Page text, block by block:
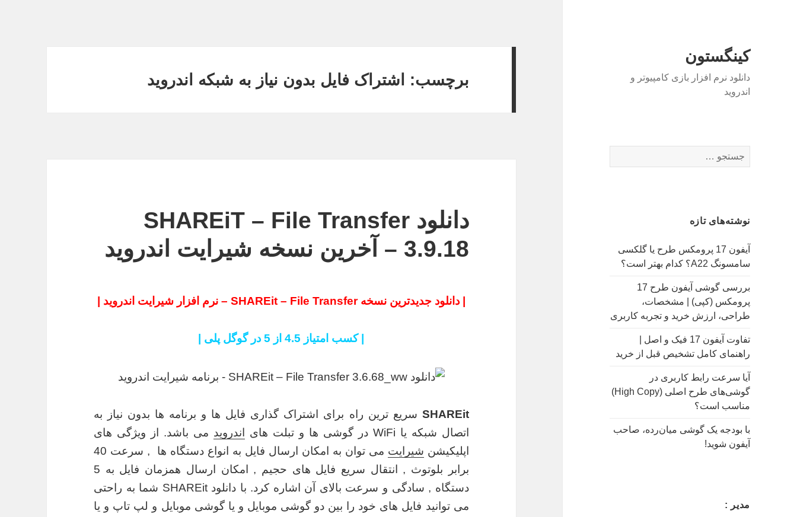
کینگستون
دانلود نرم افزار بازی کامپیوتر و
اندروید
برای:
نوشته‌های تازه
آیفون 17 پرومکس طرح یا گلکسی
سامسونگ A22؟ کدام بهتر است؟
بررسی گوشی آیفون طرح 17
پرومکس (کپی) | مشخصات،
طراحی، ارزش خرید و تجربه کاربری
تفاوت آیفون 17 فیک و اصل |
راهنمای کامل تشخیص قبل از خرید
آیا سرعت رابط کاربری در
گوشی‌های طرح اصلی (High Copy)
مناسب است؟
با بودجه یک گوشی میان‌رده، صاحب
آیفون شوید!
مدیر :
برچسب: اشتراک فایل بدون نیاز به شبکه اندروید
دانلود SHAREiT – File Transfer
3.9.18 – آخرین نسخه شیرایت اندروید
| دانلود جدیدترین نسخه SHAREit – File Transfer – نرم افزار شیرایت اندروید |
| کسب امتیاز 4.5 از 5 در گوگل پلی |
SHAREit سریع ترین راه برای اشتراک گذاری فایل ها و برنامه ها بدون نیاز به
اتصال شبکه یا WiFi در گوشی ها و تبلت های
اندروید می باشد. از ویژگی های
اپلیکیشن شیرایت
می توان به امکان ارسال فایل به انواع دستگاه ها , سرعت 40
برابر بلوتوث , انتقال سریع فایل های حجیم , امکان ارسال همزمان فایل به 5
دستگاه , سادگی و سرعت بالای آن اشاره کرد. با دانلود SHAREit شما به راحتی
می توانید فایل های خود را بین دو گوشی موبایل و یا گوشی موبایل و لپ تاپ و یا